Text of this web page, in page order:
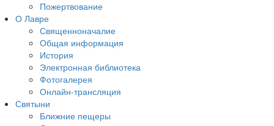
Пожертвование
О Лавре
Священноначалие
Общая информация
История
Электронная библиотека
Фотогалерея
Онлайн-трансляция
Святыни
Ближние пещеры